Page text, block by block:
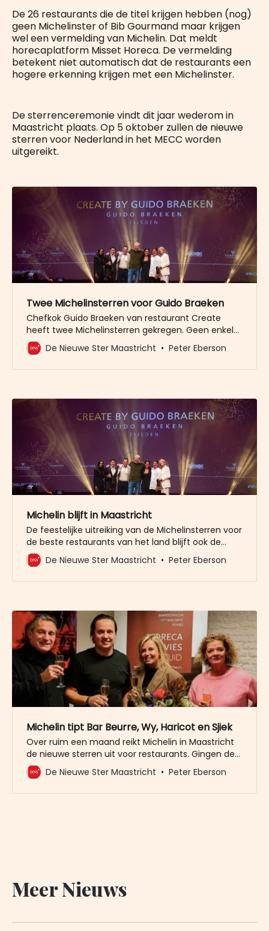
De 26 restaurants die de titel krijgen hebben (nog)
geen Michelinster of Bib Gourmand maar krijgen
wel een vermelding van Michelin. Dat meldt
horecaplatform Misset Horeca. De vermelding
betekent niet automatisch dat de restaurants een
hogere erkenning krijgen met een Michelinster.
De sterrenceremonie vindt dit jaar wederom in
Maastricht plaats. Op 5 oktober zullen de nieuwe
sterren voor Nederland in het MECC worden
uitgereikt.
Twee Michelinsterren voor Guido Braeken
Chefkok Guido Braeken van restaurant Create
heeft twee Michelinsterren gekregen. Geen enkel
Maastrichts restaurant ontving een ster. Voor het
tweede jaar op rij komt er geen Michelinster bij in
De Nieuwe Ster Maastricht Peter Eberson
Michelin blijft in Maastricht
De feestelijke uitreiking van de Michelinsterren voor
de beste restaurants van het land blijft ook de
komende drie jaar en mogelijk zelfs zes jaar in
Maastricht. Alle betrokken partijen hebben de
sponsoren hebben
De Nieuwe Ster Maastricht Peter Eberson
Michelin tipt Bar Beurre, Wy, Haricot en Sjiek
Over ruim een maand reikt Michelin in Maastricht
de nieuwe sterren uit voor restaurants. Gingen de
sterren vorig jaar nog aan Maastricht voorbij, voor
dit jaar ziet het er beter uit. Het afgelopen jaar
De Nieuwe Ster Maastricht Peter Eberson
Meer Nieuws